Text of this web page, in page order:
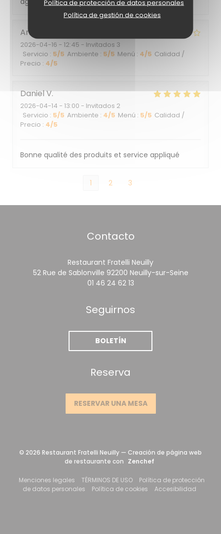
Política de protección de datos personales
Política de gestión de cookies
Amélie
2026-04-16 - 12:45 - Invitados 3
Servicio : 5/5 Ambiente : 5/5 Menú : 4/5 Calidad /
Precio : 4/5
DanielV
2026-04-14 - 13:00 - Invitados 2
Servicio : 5/5 Ambiente : 4/5 Menú : 5/5 Calidad /
Precio : 4/5
Bonne qualité des produits et service appliqué
1 2 3
Contacto
Restaurant Fratelli Neuilly
52 Rue de Sablonville 92200 Neuilly-sur-Seine((abre
01 46 24 62 13
Seguirnos
BOLETÍN
Reserva
RESERVAR UNA MESA
© 2026 Restaurant Fratelli Neuilly — Creación de página web
de restaurante con Zenchef((abre en una
Menciones legales ((abre en una nueva ventana))
TÉRMINOS DE USO((abre en una nueva
Política de protección
de datos personales((abre en una nueva ventana))
Política de cookies((abre en una nueva
Accesibilidad((abre